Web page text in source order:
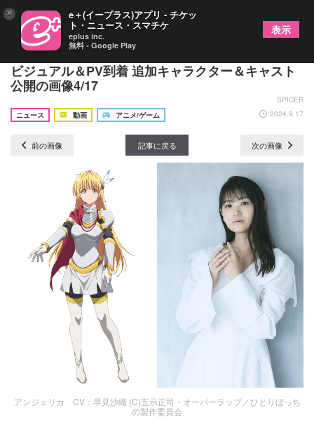
TVアニメ『ひとりぼっちの異世界攻略』第2弾キー
ビジュアル＆PV到着 追加キャラクター＆キャスト
公開の画像4/17
SPICER
ニュース
動画 アニメ/ゲーム 2024.9.17
前の画像 記事に戻る 次の画像
アンジェリカ CV：早見沙織 (C)五示正司・オーバーラップ／ひとりぼっち
の製作委員会
× e＋(イープラス)アプリ - チケッ
ト・ニュース・スマチケ
eplus inc.
無料 - Google Play
表示